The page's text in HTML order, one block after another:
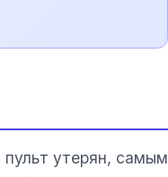
утерян, самым